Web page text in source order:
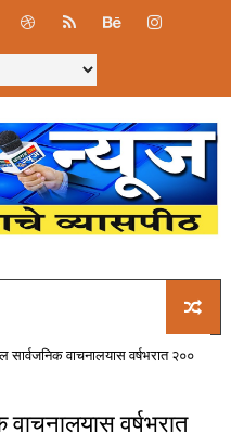
वाचनालयास वर्षभरात २००
वर्षभरात